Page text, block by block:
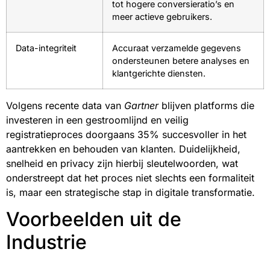
tot hogere conversieratio’s en
meer actieve gebruikers.
Data-integriteit
Accuraat verzamelde gegevens
ondersteunen betere analyses en
klantgerichte diensten.
Volgens recente data van Gartnerblijven platforms die
investeren in een gestroomlijnd en veilig
registratieproces doorgaans 35% succesvoller in het
aantrekken en behouden van klanten. Duidelijkheid,
snelheid en privacy zijn hierbij sleutelwoorden, wat
onderstreept dat het proces niet slechts een formaliteit
is, maar een strategische stap in digitale transformatie.
Voorbeelden uit de
Industrie